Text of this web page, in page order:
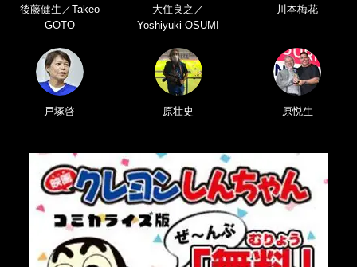
後藤健生／Takeo
GOTO
大住良之／
Yoshiyuki OSUMI
川本梅花
戸塚啓 原壮史 原悦生